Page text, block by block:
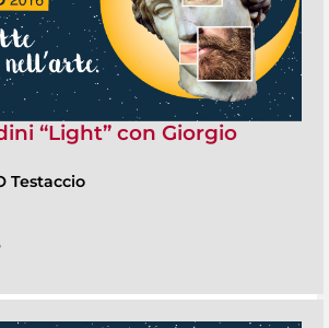
“Light” con Giorgio
Testaccio